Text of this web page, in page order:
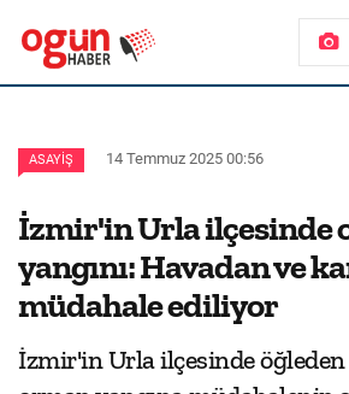
ASAYIŞ 14 Temmuz 2025 00:56
İzmir'in Urla ilçesinde
yangını: Havadan ve
müdahale ediliyor
İzmir'in Urla ilçesinde